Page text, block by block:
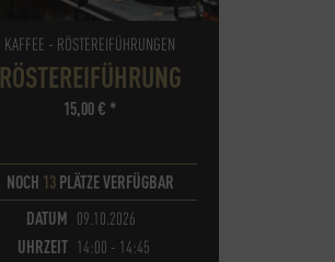
KAFFEE - RÖSTEREIFÜHRUNGEN
RÖSTEREIFÜHRUNG
15,00€ *
NOCH 13PLÄTZE VERFÜGBAR
DATUM 09.10.2026
UHRZEIT 14:00 - 14:45